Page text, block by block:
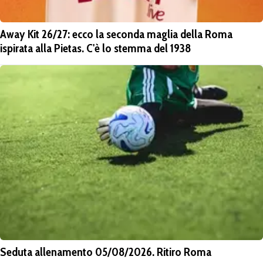
Away Kit 26/27: ecco la seconda maglia della Roma
ispirata alla Pietas. C'è lo stemma del 1938
Seduta allenamento 05/08/2026. Ritiro Roma